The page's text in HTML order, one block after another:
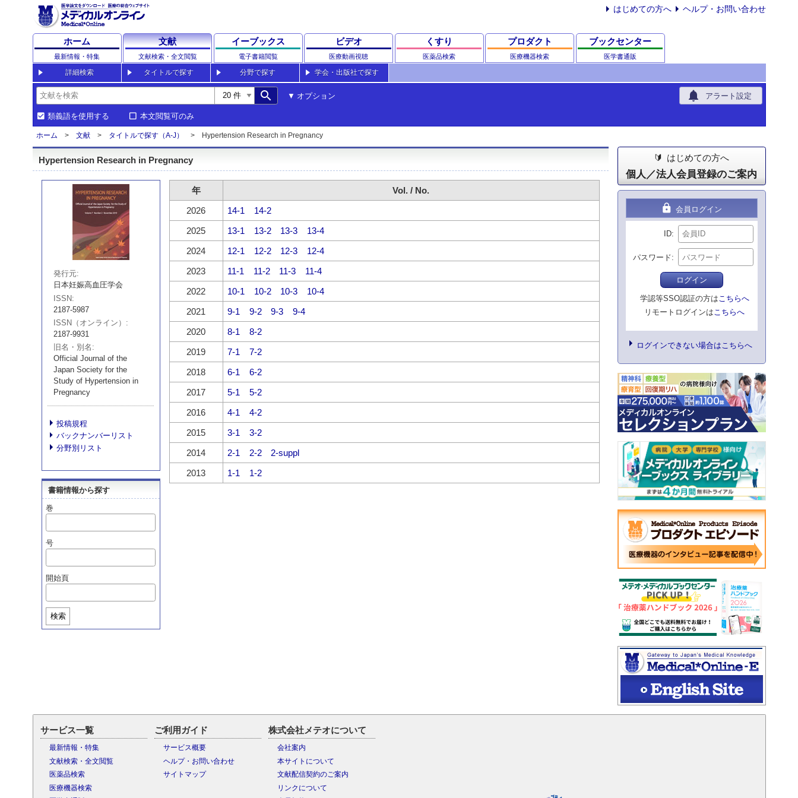
はじめての方へ ヘルプ・お問い合わせ
ホーム
最新情報・特集
文献
文献検索・全文閲覧
イーブックス
電子書籍閲覧
ビデオ
医療動画視聴
くすり
医薬品検索
プロダクト
医療機器検索
ブックセンター
医学書通販
詳細検索 タイトルで探す 分野で探す 学会・出版社で探す
search オプション notifications アラート設定
類義語を使用する 本文閲覧可のみ
ホーム 文献 タイトルで探す（A-J） Hypertension Research in Pregnancy
Hypertension Research in Pregnancy
発行元
日本妊娠高血圧学会
ISSN
2187-5987
ISSN（オンライン）
2187-9931
旧名・別名
Official Journal of the
Japan Society for the
Study of Hypertension in
Pregnancy
投稿規程
バックナンバーリスト
分野別リスト
書籍情報から探す
巻
号
開始頁
検索
年
Vol. / No.
2026
14-1
14-2
2025
13-1 13-2 13-3
13-4
2024
12-1 12-2 12-3
12-4
2023
11-1 11-2 11-3
11-4
2022
10-1 10-2 10-3
10-4
2021
9-1 9-2 9-3
9-4
2020
8-1
8-2
2019
7-1
7-2
2018
6-1
6-2
2017
5-1
5-2
2016
4-1
4-2
2015
3-1
3-2
2014
2-1 2-2
2-suppl
2013
1-1 1-2
はじめての方へ
個人／法人会員登録のご案内
lock 会員ログイン
ID
パスワード
ログイン
学認等SSO認証の方はこちらへ
リモートログインはこちらへ
ログインできない場合はこちらへ
サービス一覧
最新情報・特集
文献検索・全文閲覧
医薬品検索
医療機器検索
ご利用ガイド
サービス概要
ヘルプ・お問い合わせ
サイトマップ
株式会社メテオについて
会社案内
本サイトについて
文献配信契約のご案内
リンクについて